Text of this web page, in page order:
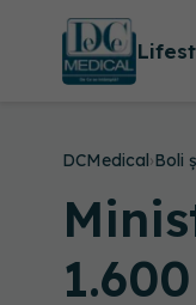
DCMedical›Boli